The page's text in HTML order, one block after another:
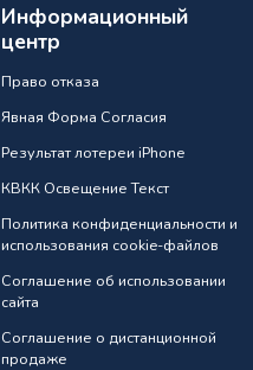
Информационный
центр
Право отказа
Явная Форма Согласия
Результат лотереи iPhone
КВКК Освещение Текст
Политика конфиденциальности и
использования cookie-файлов
Соглашение об использовании
сайта
Соглашение о дистанционной
продаже